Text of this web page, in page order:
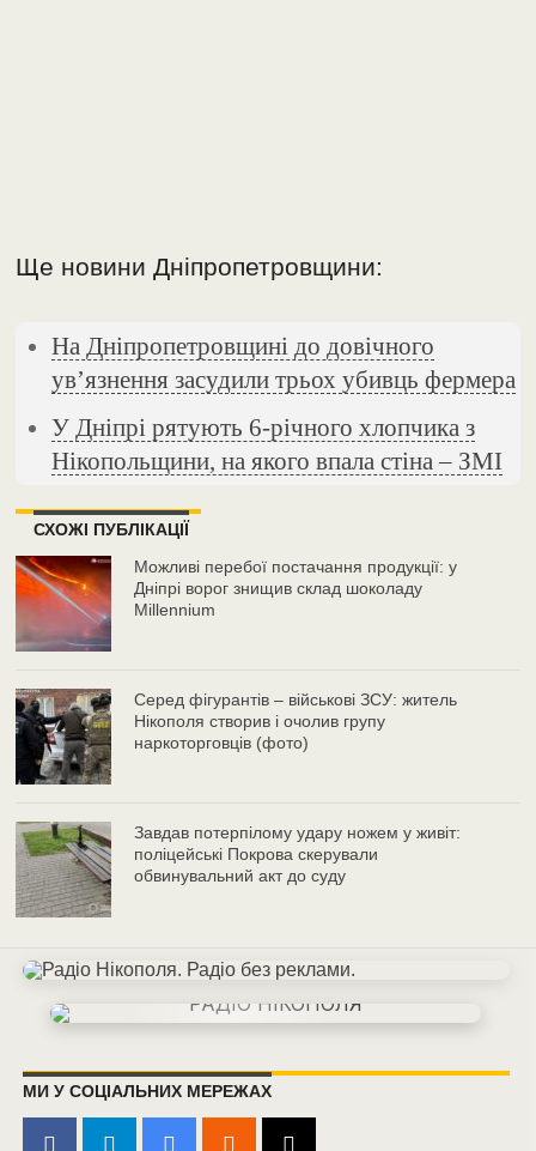
Ще новини Дніпропетровщини:
На Дніпропетровщині до довічного
ув’язнення засудили трьох убивць фермера
У Дніпрі рятують 6-річного хлопчика з
Нікопольщини, на якого впала стіна – ЗМІ
СХОЖІ ПУБЛІКАЦІЇ
Можливі перебої постачання продукції: у
Дніпрі ворог знищив склад шоколаду
Millennium
Серед фігурантів – військові ЗСУ: житель
Нікополя створив і очолив групу
наркоторговців (фото)
Завдав потерпілому удару ножем у живіт:
поліцейські Покрова скерували
обвинувальний акт до суду
МИ У СОЦІАЛЬНИХ МЕРЕЖАХ